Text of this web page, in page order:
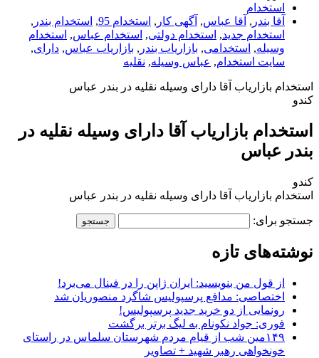
استخدام
آقا بندر , آقا عباس, آگهی کار , استخدام 95 , استخدام بندر ,
استخدام جدید, استخدام دولتی, استخدام عباس, استخدام
وسیله, استخدامی, بازاریاب بندر , بازاریاب عباس, دارای,
سایت استخدام, عباس وسیله, نقلیه
استخدام بازاریاب آقا دارای وسیله نقلیه در بندر عباس
کندو
استخدام بازاریاب آقا دارای وسیله نقلیه در
بندر عباس
کندو
استخدام بازاریاب آقا دارای وسیله نقلیه در بندر عباس
جستجو برای:
نوشته‌های تازه
از قول من بنویسید: ایران ژاپن را در فینال می‌برد!
اختصاصی: مدافع پرسپولیس شاگرد منصوریان شد
رونمایی از دو خرید جدید پرسپولیس!
فوری: جواد نکونام به لیگ برتر برگشت
۱۴۹مین شب از قیام مردم شهرستان سلماس در راستای
خونخواهی رهبر شهید + تصاویر